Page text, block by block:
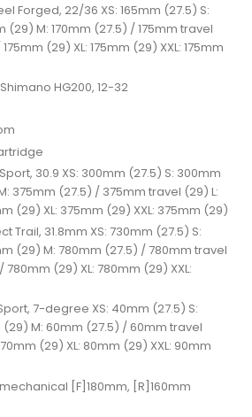
Forged, 22/36 XS: 165mm (27.5) S:
(29) M: 170mm (27.5) / 175mm travel
(29) XL: 175mm (29) XXL: 175mm
Shimano HG200, 12-32
30.9 XS: 300mm (27.5) S: 300mm
375mm (27.5) / 375mm travel (29) L:
(29) XL: 375mm (29) XXL: 375mm (29)
Trail, 31.8mm XS: 730mm (27.5) S:
(29) M: 780mm (27.5) / 780mm travel
(29) XL: 780mm (29) XXL:
7-degree XS: 40mm (27.5) S:
M: 60mm (27.5) / 60mm travel
(29) XL: 80mm (29) XXL: 90mm
mechanical [F]180mm, [R]160mm